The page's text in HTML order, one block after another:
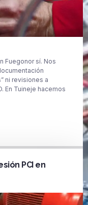
Fuegonor sí. Nos
ni revisiones a
En Tuineje hacemos
PCI en